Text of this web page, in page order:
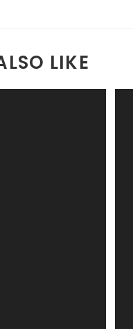
LIKE